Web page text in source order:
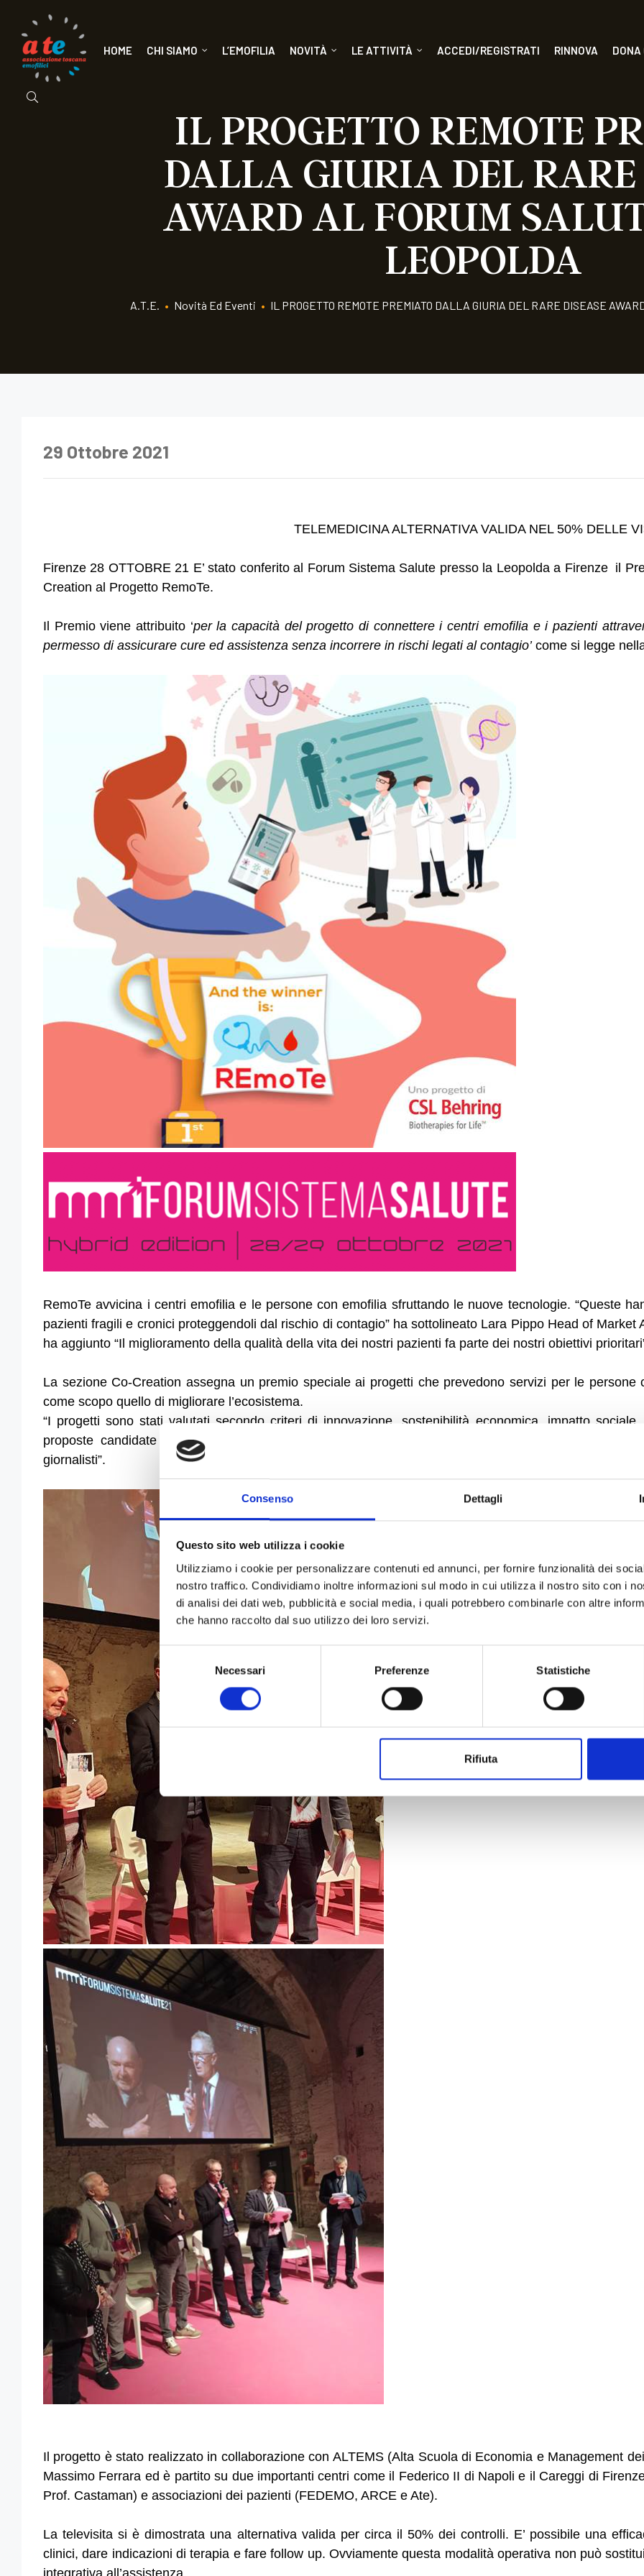
Consenso Dettagli
Questo sito web utilizza i cookie
Utilizziamo i cookie per personalizzare contenuti ed annunci, per fornire funzionalità dei
nostro traffico. Condividiamo inoltre informazioni sul modo in cui utilizza il nostro sito con i
di analisi dei dati web, pubblicità e social media, i quali potrebbero combinarle con altre
che hanno raccolto dal suo utilizzo dei loro servizi.
Selezione
del
consenso
Necessari Preferenze Statistiche
Rifiuta
HOME CHI SIAMO L’EMOFILIA NOVITÀ LE ATTIVITÀ ACCEDI/REGISTRATI RINNOVA DONA
IL PROGETTO REMOTE
DALLA GIURIA DEL RARE
AWARD AL FORUM
LEOPOLDA
A.T.E. • Novità Ed Eventi • IL PROGETTO REMOTE PREMIATO DALLA GIURIA DEL RARE DISEASE
29 Ottobre 2021
TELEMEDICINA ALTERNATIVA VALIDA NEL 50% DELLE
Firenze 28 OTTOBRE 21 E’ stato conferito al Forum Sistema Salute presso la Leopolda a Firenze il
Creation al Progetto RemoTe.
Il Premio viene attribuito ‘per la capacità del progetto di connettere i centri emofilia e i pazienti
permesso di assicurare cure ed assistenza senza incorrere in rischi legati al contagio’come si legge
RemoTe avvicina i centri emofilia e le persone con emofilia sfruttando le nuove tecnologie. “Queste
pazienti fragili e cronici proteggendoli dal rischio di contagio” ha sottolineato Lara Pippo Head of
ha aggiunto “Il miglioramento della qualità della vita dei nostri pazienti fa parte dei nostri obiettivi
La sezione Co-Creation assegna un premio speciale ai progetti che prevedono servizi per le
come scopo quello di migliorare l’ecosistema.
“I progetti sono stati valutati secondo criteri di innovazione, sostenibilità economica, impatto
proposte candidate sono state sottoposte alla valutazione di una giuria composta da persone
giornalisti”.
Il progetto è stato realizzato in collaborazione con ALTEMS (Alta Scuola di Economia e Management
Massimo Ferrara ed è partito su due importanti centri come il Federico II di Napoli e il Careggi di
Prof. Castaman) e associazioni dei pazienti (FEDEMO, ARCE e Ate).
La televisita si è dimostrata una alternativa valida per circa il 50% dei controlli. E’ possibile una
clinici, dare indicazioni di terapia e fare follow up. Ovviamente questa modalità operativa non può